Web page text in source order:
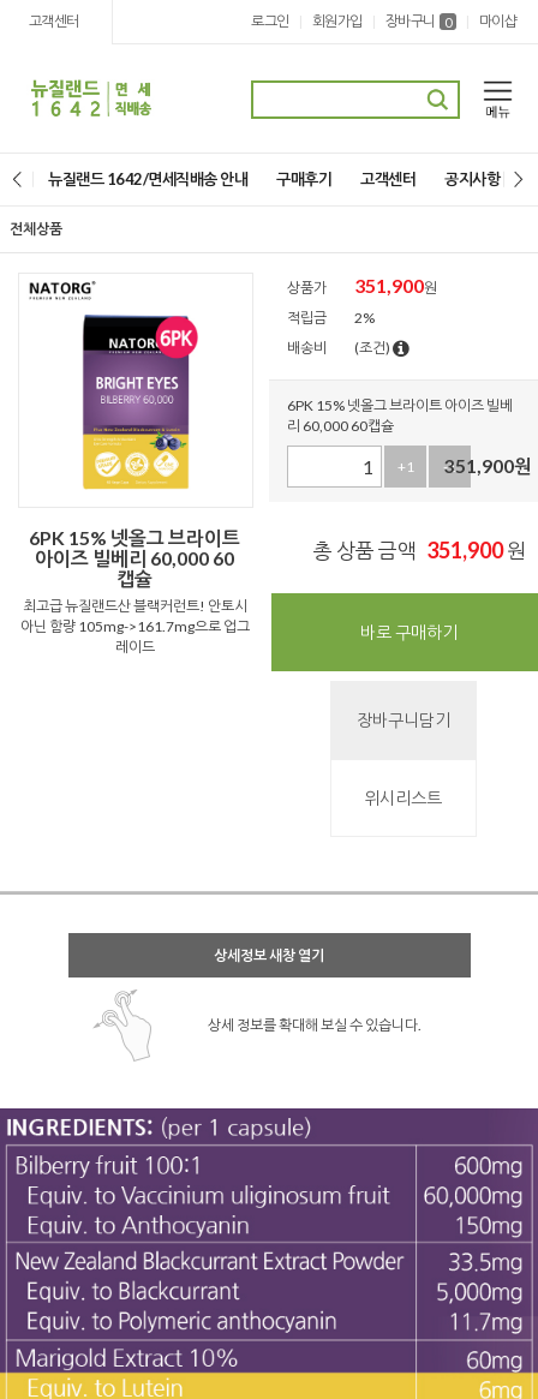
고객센터 로그인 | 회원가입 | 장바구니 0 | 마이샵
뉴질랜드 1642/면세직배송 안내 구매후기 고객센터 공지사항
전체상품
6PK 15% 넷올그 브라이트
아이즈 빌베리 60,000 60
캡슐
최고급 뉴질랜드산 블랙커런트! 안토시
아닌 함량 105mg->161.7mg으로 업그
레이드
상품가 351,900원
적립금
2%
배송비
(조건)
6PK 15% 넷올그 브라이트 아이즈 빌베
리 60,000 60캡슐
+1 -1
351,900원
총 상품 금액 351,900원
바로 구매하기
장바구니담기
위시리스트
상세정보 새창 열기
상세 정보를 확대해 보실 수 있습니다.